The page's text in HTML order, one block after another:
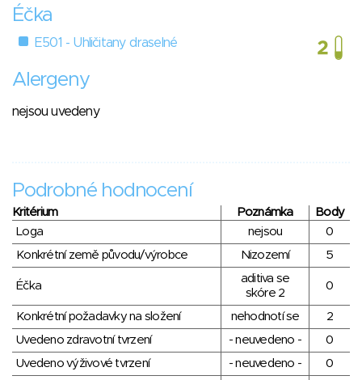
Éčka
E501 - Uhličitany draselné
Alergeny
nejsou uvedeny
Podrobné hodnocení
Kritérium Poznámka
Body
Loga
nejsou
0
Konkrétní země původu/výrobce
Nizozemí 5
Éčka
aditiva se
skóre 2
0
Konkrétní požadavky na složení nehodnotí se
2
Uvedeno zdravotní tvrzení
- neuvedeno -
0
Uvedeno výživové tvrzení
- neuvedeno -
0